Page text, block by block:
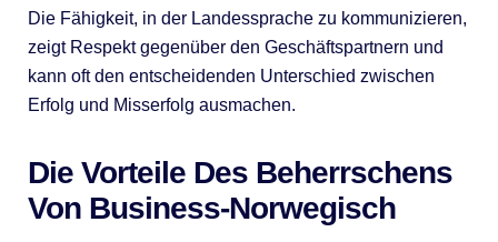
Die Fähigkeit, in der Landessprache zu kommunizieren,
zeigt Respekt gegenüber den Geschäftspartnern und
kann oft den entscheidenden Unterschied zwischen
Erfolg und Misserfolg ausmachen.
Die Vorteile Des Beherrschens
Von Business-Norwegisch